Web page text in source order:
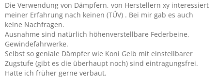
Die Verwendung von Dämpfern, von Herstellern xy interessiert
meiner Erfahrung nach keinen (TÜV) . Bei mir gab es auch
keine Nachfragen.
Ausnahme sind natürlich höhenverstellbare Federbeine,
Gewindefahrwerke.
Selbst so geniale Dämpfer wie Koni Gelb mit einstellbarer
Zugstufe (gibt es die überhaupt noch) sind eintragungsfrei.
Hatte ich früher gerne verbaut.